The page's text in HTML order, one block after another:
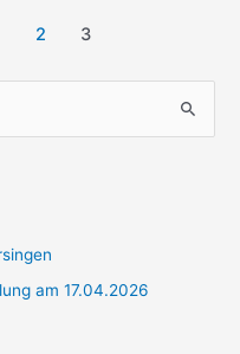
2 3
am 17.04.2026